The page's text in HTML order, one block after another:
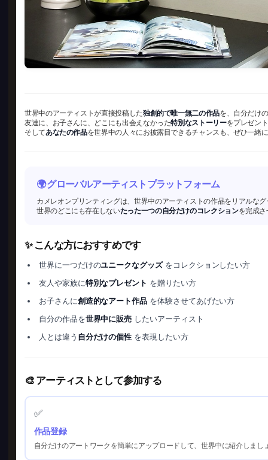
世界中のアーティストが直接投稿した独創的で唯一無二の作品を、自分だけ
友達に、お子さんに、どこにも出会えなかった特別なストーリーをプレゼン
そしてあなたの作品を世界中の人々にお披露目できるチャンスも、ぜひ一緒
🌍 グローバルアーティストプラットフォーム
カメレオンプリンティングは、世界中のアーティストの作品をリアルな
世界のどこにも存在しないたった一つの自分だけのコレクションを完成
✨ こんな方におすすめです
世界に一つだけのユニークなグッズ をコレクションしたい方
友人や家族に特別なプレゼント を贈りたい方
お子さんに創造的なアート作品 を体験させてあげたい方
自分の作品を世界中に販売 したいアーティスト
人とは違う 自分だけの個性 を表現したい方
🎨 アーティストとして参加する
✅
作品登録
自分だけのアートワークを簡単にアップロードして、世界中に紹介しまし